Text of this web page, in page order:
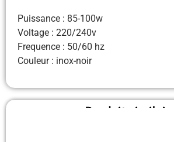
Puissance : 85-100w
Voltage : 220/240v
Frequence : 50/60 hz
Couleur : inox-noir